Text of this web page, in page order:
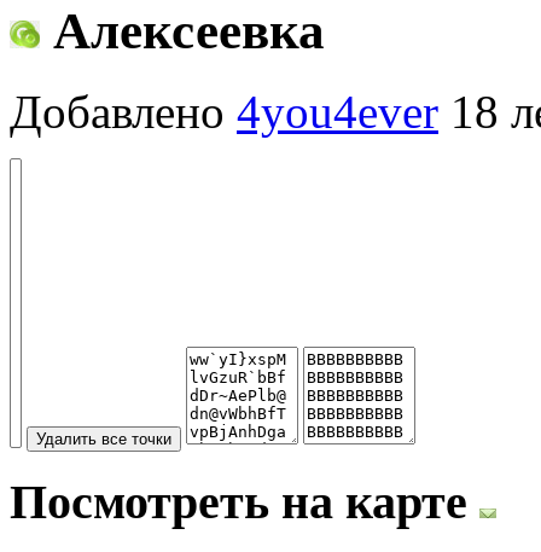
Алексеевка
Добавлено 4you4ever 18
Посмотреть на карте